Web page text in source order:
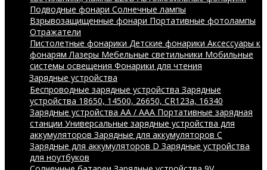
Подводные фонари Солнечные лампы
Взрывозащищенные фонари Портативные фотолампы
Отражатели
Пистолетные фонарики Детские фонарики Аксессуары к
фонарям Лазеры Мебельные светильники Мобильные
системы освещения Фонарики для чтения
Зарядные устройства
Беспроводные зарядные устройства Зарядные
устройства 18650, 14500, 26650, CR123a, 16340
Зарядные устройства AA / AAA Портативные зарядная
станции Универсальные зарядные устройства для
аккумуляторов Зарядные для аккумуляторов C
Зарядные для аккумуляторов D Зарядные устройства
для ноутбуков